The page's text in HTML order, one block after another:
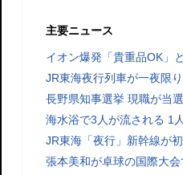
主要ニュース
イオン爆発「貴重品OK」
JR東海夜行列車が一夜限
長野県知事選挙 現職が当
海水浴で3人が流される 1
JR東海「夜行」新幹線が
張本美和が卓球の国際大会